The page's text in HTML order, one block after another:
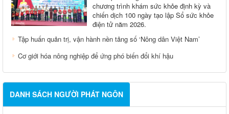
chương trình khám sức khỏe định kỳ và
chiến dịch 100 ngày tạo lập Sổ sức khỏe
điện tử năm 2026.
Tập huấn quản trị, vận hành nền tảng số ‘Nông dân Việt Nam’
Cơ giới hóa nông nghiệp để ứng phó biến đổi khí hậu
DANH SÁCH NGƯỜI PHÁT NGÔN